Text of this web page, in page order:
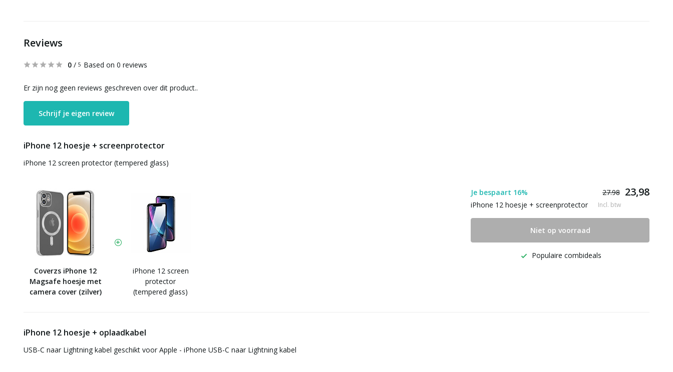
Reviews
0 / 5 Based on 0 reviews
Er zijn nog geen reviews geschreven over dit product..
Schrijf je eigen review
iPhone 12 hoesje + screenprotector
iPhone 12 screen protector (tempered glass)
Coverzs iPhone 12
Magsafe hoesje met
camera cover (zilver)
iPhone 12 screen
protector
(tempered glass)
Je bespaart 16% 27.98 23,98
iPhone 12 hoesje + screenprotector Incl. btw
Niet op voorraad
Populaire combideals
iPhone 12 hoesje + oplaadkabel
USB-C naar Lightning kabel geschikt voor Apple - iPhone USB-C naar Lightning kabel